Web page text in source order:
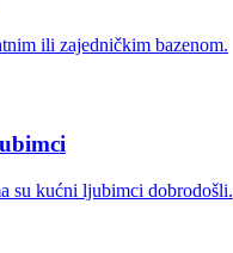
ili zajedničkim bazenom.
su kućni ljubimci dobrodošli.